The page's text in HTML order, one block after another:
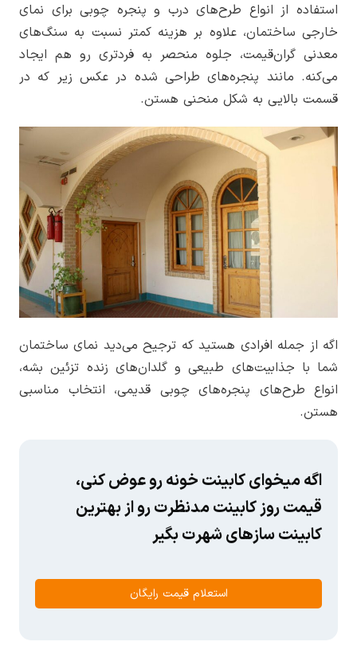
استفاده از انواع طرح‌های درب و پنجره چوبی برای نمای
خارجی ساختمان، علاوه بر هزینه کمتر نسبت به سنگ‌های
معدنی گران‌قیمت، جلوه منحصر به فردتری رو هم ایجاد
می‌کنه. مانند پنجره‌های طراحی شده در عکس زیر که در
قسمت بالایی به شکل منحنی هستن.
اگه از جمله افرادی هستید که ترجیح می‌دید نمای ساختمان
شما با جذابیت‌های طبیعی و گلدان‌های زنده تزئین بشه،
انواع طرح‌های پنجره‌های چوبی قدیمی، انتخاب مناسبی
هستن.
اگه میخوای کابینت خونه رو عوض کنی،
قیمت روز کابینت مدنظرت رو از بهترین
کابینت سازهای شهرت بگیر
استعلام قیمت رایگان